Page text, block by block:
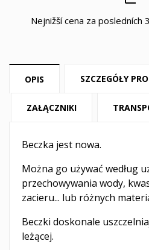
Nejnižší cena za posledních
OPIS SZCZEGÓŁY
ZAŁĄCZNIKI
Beczka jest nowa.
Można go używać według
przechowywania wody,
zacieru... lub różnych
Beczki doskonale
leżącej.